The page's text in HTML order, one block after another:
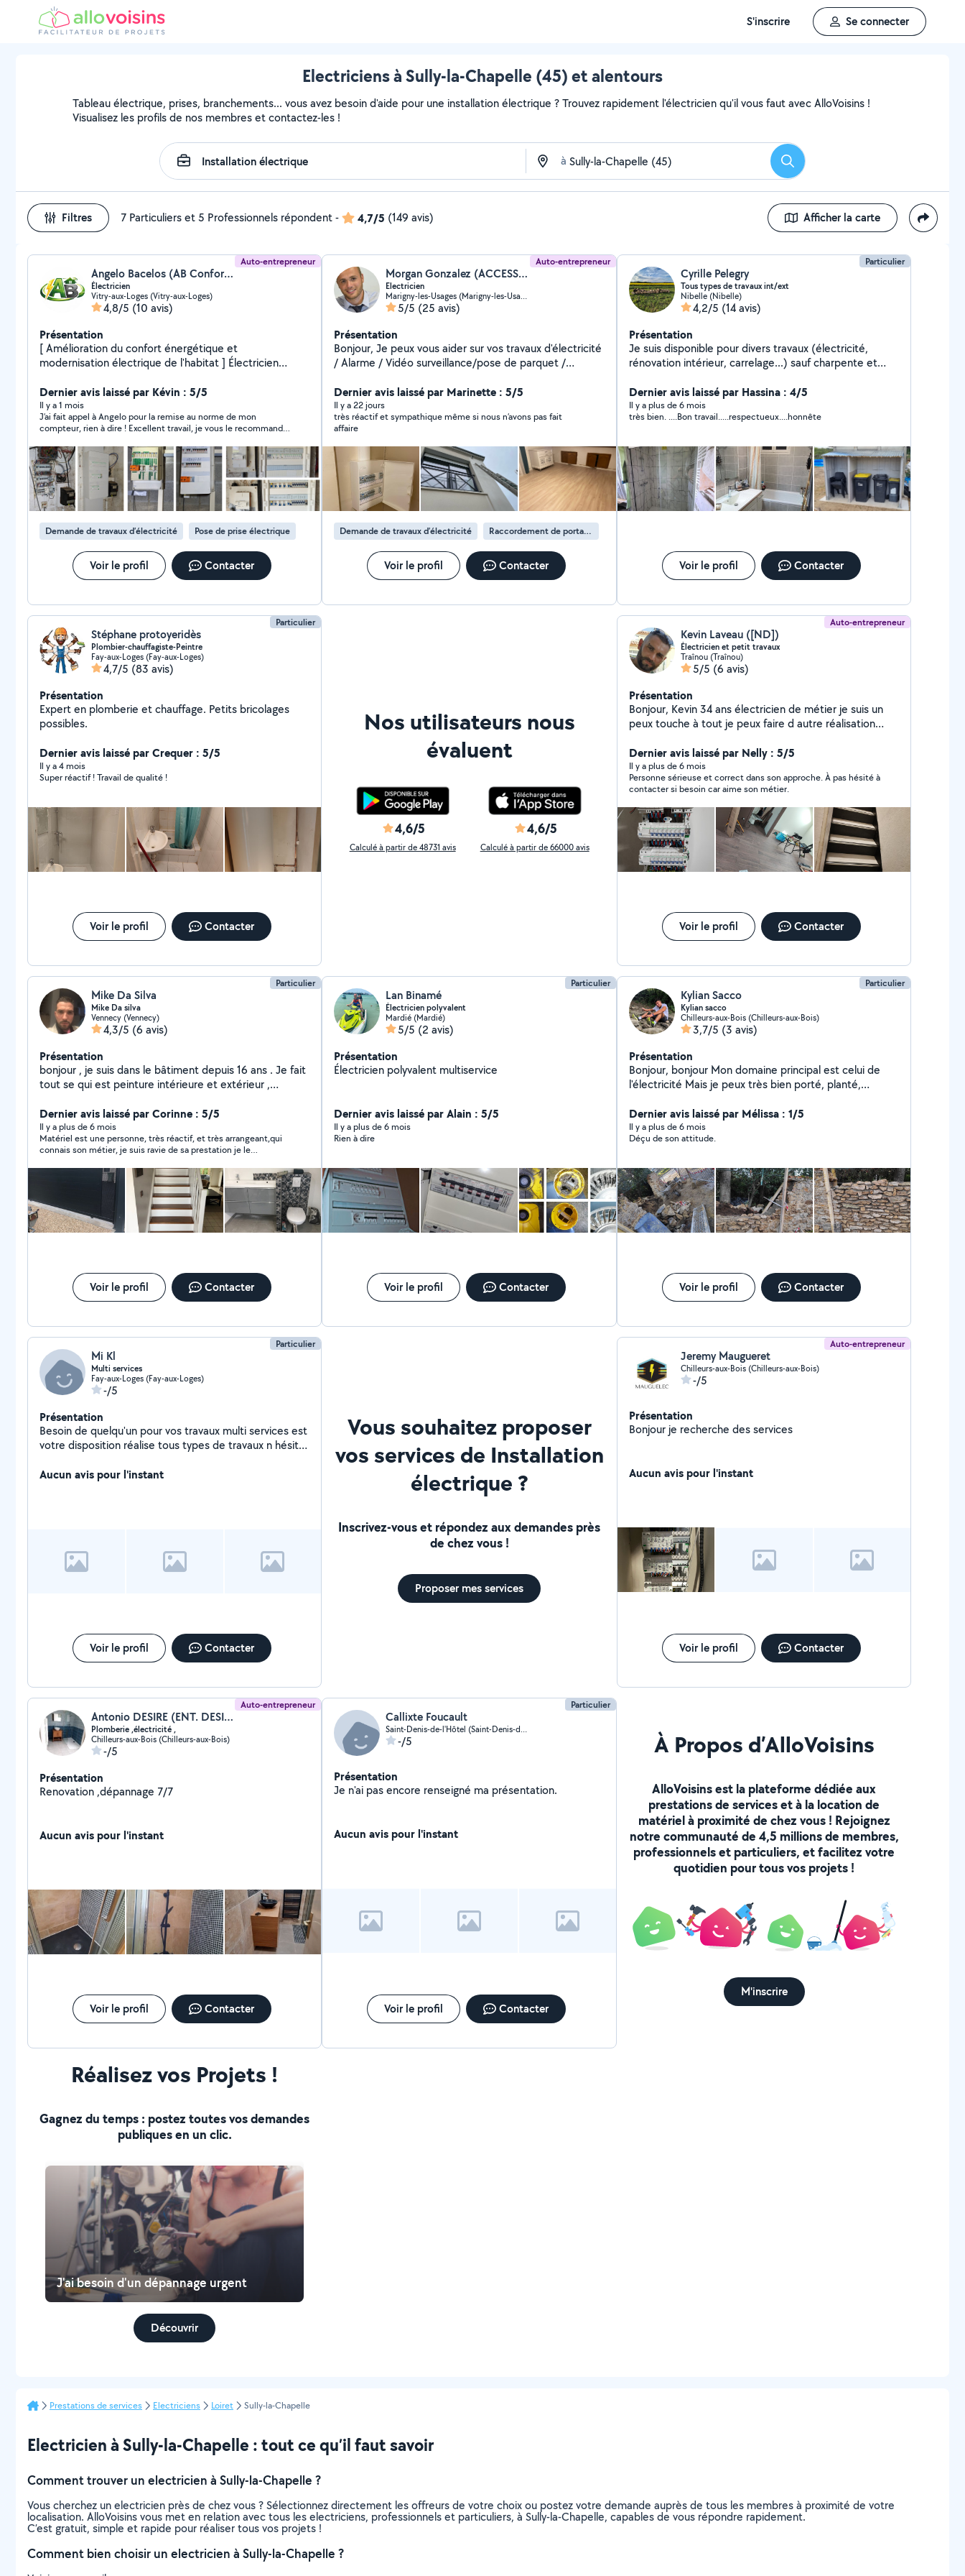
S'inscrire Se connecter
Electriciens à Sully-la-Chapelle (45) et alentours
Tableau électrique, prises, branchements... vous avez besoin d'aide pour une installation électrique ? Trouvez rapidement l'électricien qu'il vous faut avec AlloVoisins !
Visualisez les profils de nos membres et contactez-les !
à Rechercher
Filtres 7 Particuliers et 5 Professionnels répondent- 4,7/5 (149 avis) Afficher la carte
Auto-entrepreneur
Angelo Bacelos (AB Confort Énergie)
Électricien
Vitry-aux-Loges (Vitry-aux-Loges)
4,8/5 (10 avis)
Présentation
[ Amélioration du confort énergétique et
modernisation électrique de l'habitat ] Électricien
amélioration d'installations électriques. Électricité
générale : remplacement et mise aux normes de
tableaux, création de lignes dédiées, installation borne
de recharge VE, prises, luminaires, radiateurs,
dépannage. Éclairage intérieur et extérieur, installation
de détecteurs de mouvement, caméra de surveillance.
Réseau et RJ45 : câblage Ethernet, coffret de
communication, installation de routeurs et
amplificateurs WiFi. Domotique : équipements
connectés, pilotage éclairage, volets roulant et
chauffage. Pompe à chaleur/climatisation : pose des
unités, raccordement et préparation électrique. Travail
soigné, respect des normes, devis clair et transparent.
Toujours ravi de vous rendre service :) Intervention sur
Dernier avis laissé par Kévin : 5/5
Il y a 1 mois
J’ai fait appel à Angelo pour la remise au norme de mon
compteur, rien à dire ! Excellent travail, je vous le recommande
Demande de travaux d’électricité Pose de prise électrique
Voir le profil Contacter
Auto-entrepreneur
Morgan Gonzalez (ACCESS SECURITE 45)
Electricien
Marigny-les-Usages (Marigny-les-Usages)
5/5 (25 avis)
Présentation
Bonjour, Je peux vous aider sur vos travaux d'électricité
/ Alarme / Vidéo surveillance/pose de parquet /
ponctuel avec un outillage complet .
Dernier avis laissé par Marinette : 5/5
Il y a 22 jours
très réactif et sympathique même si nous n’avons pas fait
affaire
Demande de travaux d’électricité Raccordement de portail électrique
Voir le profil Contacter
Particulier
Cyrille Pelegry
Tous types de travaux int/ext
Nibelle (Nibelle)
4,2/5 (14 avis)
Présentation
Je suis disponible pour divers travaux (électricité,
rénovation intérieur, carrelage...) sauf charpente et
extérieur.Contactez moi pour plus de renseignement.
Dernier avis laissé par Hassina : 4/5
Il y a plus de 6 mois
très bien. ....Bon travail.....respectueux....honnête
Voir le profil Contacter
Particulier
Stéphane protoyeridès
Plombier-chauffagiste-Peintre
Fay-aux-Loges (Fay-aux-Loges)
4,7/5 (83 avis)
Présentation
Expert en plomberie et chauffage. Petits bricolages
possibles.
Dernier avis laissé par Crequer : 5/5
Il y a 4 mois
Super réactif ! Travail de qualité !
Voir le profil Contacter
Nos utilisateurs nous
évaluent
4,6/5
Calculé à partir de 48731 avis
4,6/5
Calculé à partir de 66000 avis
Auto-entrepreneur
Kevin Laveau ([ND])
Électricien et petit travaux
Traînou (Traînou)
5/5 (6 avis)
Présentation
Bonjour, Kevin 34 ans électricien de métier je suis un
peux touche à tout je peux faire d autre réalisation
disponible pour toute demande de devis et pour toute
intervention
Dernier avis laissé par Nelly : 5/5
Il y a plus de 6 mois
Personne sérieuse et correct dans son approche. À pas hésité à
contacter si besoin car aime son métier.
Voir le profil Contacter
Particulier
Mike Da Silva
Mike Da silva
Vennecy (Vennecy)
4,3/5 (6 avis)
Présentation
bonjour , je suis dans le bâtiment depuis 16 ans . Je fait
tout se qui est peinture intérieure et extérieur ,
sol souple, Electricité, plomberie ,ainsi que travaux de
maçonnerie et terrassement Diplôme à l appuis .
Dernier avis laissé par Corinne : 5/5
Il y a plus de 6 mois
Matériel est une personne, très réactif, et très arrangeant,qui
connais son métier, je suis ravie de sa prestation je le
Voir le profil Contacter
Particulier
Lan Binamé
Électricien polyvalent
Mardié (Mardié)
5/5 (2 avis)
Présentation
Électricien polyvalent multiservice
Dernier avis laissé par Alain : 5/5
Il y a plus de 6 mois
Rien à dire
Voir le profil Contacter
Particulier
Kylian Sacco
Kylian sacco
Chilleurs-aux-Bois (Chilleurs-aux-Bois)
3,7/5 (3 avis)
Présentation
Bonjour, bonjour Mon domaine principal est celui de
l'électricité Mais je peux très bien porté, planté,
d'autres choses, du moment que cela reste du gros
œuvre est non spécifique. Je travaille dans le calme et
le propre, si jamais vous êtes intéressé alors n'hésitez
Dernier avis laissé par Mélissa : 1/5
Il y a plus de 6 mois
Déçu de son attitude.
Voir le profil Contacter
Particulier
Mi Kl
Multi services
Fay-aux-Loges (Fay-aux-Loges)
-/5
Présentation
Besoin de quelqu'un pour vos travaux multi services est
votre disposition réalise tous types de travaux n hésitez
intervention rapide
Aucun avis pour l'instant
Voir le profil Contacter
Vous souhaitez proposer
vos services de Installation
électrique ?
Inscrivez-vous et répondez aux demandes près
de chez vous !
Proposer mes services
Auto-entrepreneur
Jeremy Maugueret
Chilleurs-aux-Bois (Chilleurs-aux-Bois)
-/5
Présentation
Bonjour je recherche des services
Aucun avis pour l'instant
Voir le profil Contacter
Auto-entrepreneur
Antonio DESIRE (ENT. DESIRE)
Plomberie ,électricité ,
Chilleurs-aux-Bois (Chilleurs-aux-Bois)
-/5
Présentation
Renovation ,dépannage 7/7
Aucun avis pour l'instant
Voir le profil Contacter
Particulier
Callixte Foucault
Saint-Denis-de-l'Hôtel (Saint-Denis-de-l'Hôtel)
-/5
Présentation
Je n'ai pas encore renseigné ma présentation.
Aucun avis pour l'instant
Voir le profil Contacter
À Propos d’AlloVoisins
AlloVoisins est la plateforme dédiée aux
prestations de services et à la location de
matériel à proximité de chez vous ! Rejoignez
notre communauté de 4,5 millions de membres,
professionnels et particuliers, et facilitez votre
quotidien pour tous vos projets !
M'inscrire
Réalisez vos Projets !
Gagnez du temps : postez toutes vos demandes
publiques en un clic.
J'ai besoin d'un dépannage urgent
Découvrir
Prestations de services Electriciens Loiret Sully-la-Chapelle
Electricien à Sully-la-Chapelle : tout ce qu’il faut savoir
Comment trouver un electricien à Sully-la-Chapelle ?
Vous cherchez un electricien près de chez vous ? Sélectionnez directement les offreurs de votre choix ou postez votre demande auprès de tous les membres à proximité de votre
localisation. AlloVoisins vous met en relation avec tous les electriciens, professionnels et particuliers, à Sully-la-Chapelle, capables de vous répondre rapidement.
C’est gratuit, simple et rapide pour réaliser tous vos projets !
Comment bien choisir un electricien à Sully-la-Chapelle ?